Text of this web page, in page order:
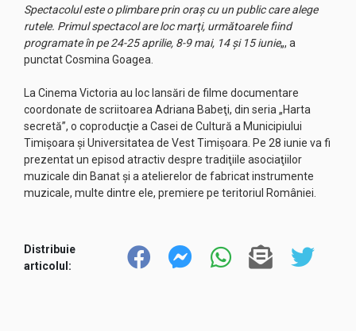
Spectacolul este o plimbare prin oraş cu un public care alege
rutele. Primul spectacol are loc marţi, următoarele fiind
programate în pe 24-25 aprilie, 8-9 mai, 14 şi 15 iunie„, a
punctat Cosmina Goagea.
La Cinema Victoria au loc lansări de filme documentare
coordonate de scriitoarea Adriana Babeţi, din seria „Harta
secretă”, o coproducţie a Casei de Cultură a Municipiului
Timişoara şi Universitatea de Vest Timişoara. Pe 28 iunie va fi
prezentat un episod atractiv despre tradiţiile asociaţiilor
muzicale din Banat şi a atelierelor de fabricat instrumente
muzicale, multe dintre ele, premiere pe teritoriul României.
Distribuie
articolul: